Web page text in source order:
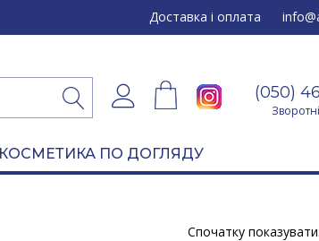
Доставка і оплата
(050)
КОСМЕТИКА ПО ДОГЛЯДУ
Спочатку показувати: